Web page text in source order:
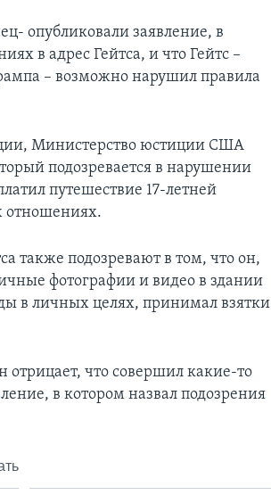
опубликовали заявление, в
в адрес Гейтса, и что Гейтс –
– возможно нарушил правила
Министерство юстиции США
подозревается в нарушении
путешествие 17-летней
отношениях.
также подозревают в том, что он,
фотографии и видео в здании
в личных целях, принимал взятки
что совершил какие-то
в котором назвал подозрения